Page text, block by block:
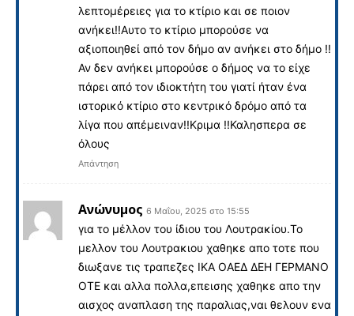
λεπτομέρειες για το κτίριο και σε ποιον
ανήκει!!Αυτο το κτίριο μπορούσε να
αξιοποιηθεί από τον δήμο αν ανήκει στο δήμο !!
Αν δεν ανήκει μπορούσε ο δήμος να το είχε
πάρει από τον ιδιοκτήτη του γιατί ήταν ένα
ιστορικό κτίριο στο κεντρικό δρόμο από τα
λίγα που απέμειναν!!Κριμα !!Καλησπερα σε
όλους
Απάντηση
Ανώνυμος 6 Μαΐου, 2025 στο 15:55
για το μέλλον του ίδιου του Λουτρακίου.Το
μελλον του Λουτρακιου χαθηκε απο τοτε που
διωξανε τις τραπεζες ΙΚΑ ΟΑΕΔ ΔΕΗ ΓΕΡΜΑΝΟ
ΟΤΕ και αλλα πολλα,επεισης χαθηκε απο την
αισχος αναπλαση της παραλιας,ναι θελουν ενα